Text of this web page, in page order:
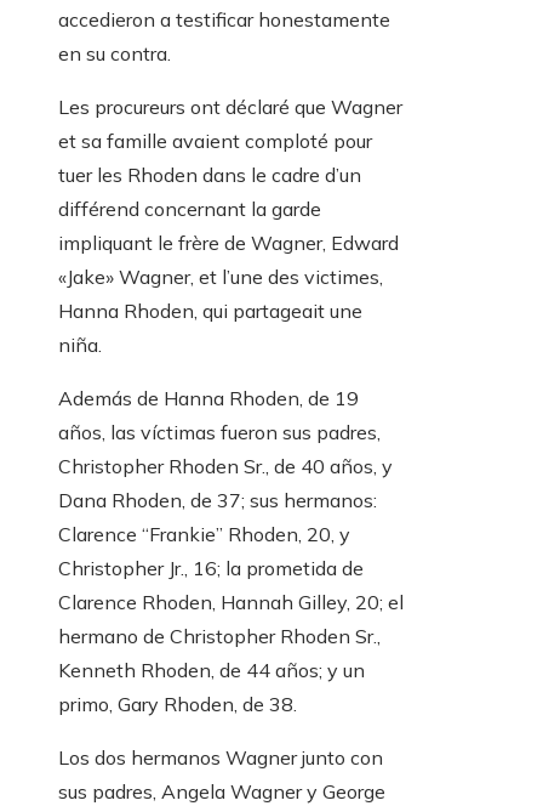
accedieron a testificar honestamente
en su contra.
Les procureurs ont déclaré que Wagner
et sa famille avaient comploté pour
tuer les Rhoden dans le cadre d’un
différend concernant la garde
impliquant le frère de Wagner, Edward
«Jake» Wagner, et l’une des victimes,
Hanna Rhoden, qui partageait une
niña.
Además de Hanna Rhoden, de 19
años, las víctimas fueron sus padres,
Christopher Rhoden Sr., de 40 años, y
Dana Rhoden, de 37; sus hermanos:
Clarence “Frankie” Rhoden, 20, y
Christopher Jr., 16; la prometida de
Clarence Rhoden, Hannah Gilley, 20; el
hermano de Christopher Rhoden Sr.,
Kenneth Rhoden, de 44 años; y un
primo, Gary Rhoden, de 38.
Los dos hermanos Wagner junto con
sus padres, Angela Wagner y George